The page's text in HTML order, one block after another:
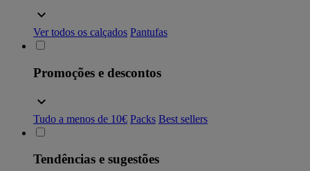
Ver todos os calçados Pantufas
Promoções e descontos
Tudo a menos de 10€ Packs Best sellers
Tendências e sugestões